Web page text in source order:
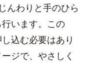
んわりと手のひら
います。この
込む必要はあり
ジで、やさしく